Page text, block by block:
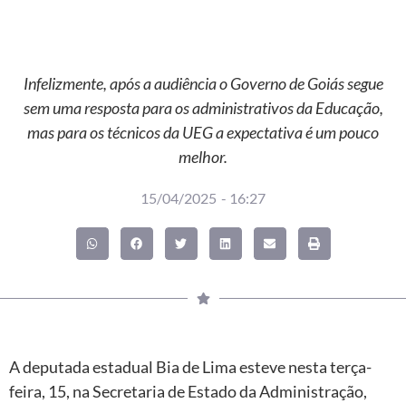
Infelizmente, após a audiência o Governo de Goiás segue
sem uma resposta para os administrativos da Educação,
mas para os técnicos da UEG a expectativa é um pouco
melhor.
15/04/2025 - 16:27
A deputada estadual Bia de Lima esteve nesta terça-
feira, 15, na Secretaria de Estado da Administração,